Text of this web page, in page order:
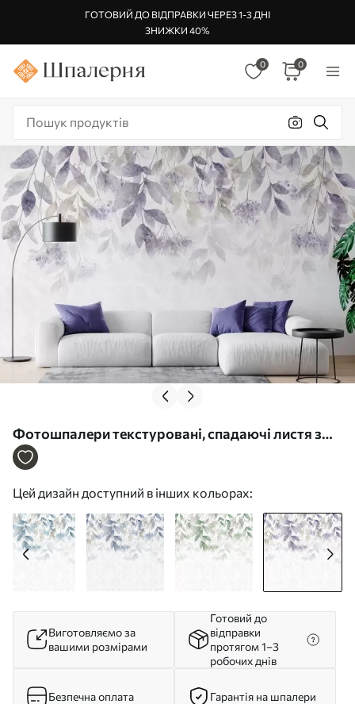
ГОТОВИЙ ДО ВІДПРАВКИ ЧЕРЕЗ 1-3 ДНІ
ЗНИЖКИ 40%
0 0
Фотошпалери текстуровані, спадаючі листя з
квітами у відтінках фіолетового та бежевого
Цей дизайн доступний в інших кольорах:
Виготовляємо за
вашими розмірами
Готовий до
відправки
протягом 1–3
робочих днів
Безпечна оплата Гарантія на шпалери